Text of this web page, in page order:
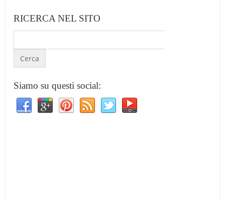
RICERCA NEL SITO
Siamo su questi social: